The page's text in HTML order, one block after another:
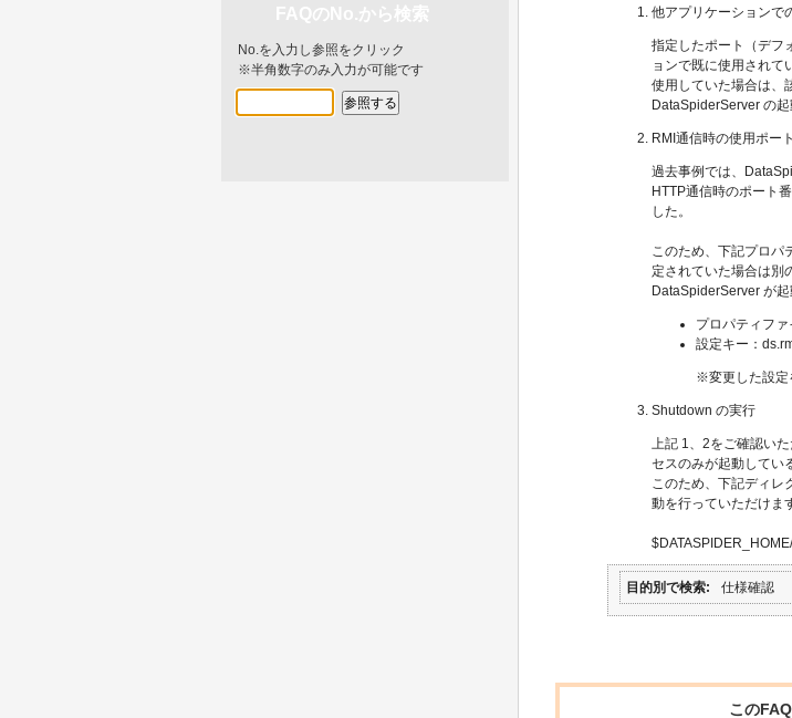
No.を入力し参照をクリック
※半角数字のみ入力が可能です
他アプリケーションで
指定したポート（デフ
ョンで既に使用されて
使用していた場合は、
DataSpiderServer の起
RMI通信時の使用ポー
過去事例では、
HTTP通信時のポート
した。
このため、下記プロパ
定されていた場合は別
DataSpiderServer が
プロパティフ
設定キー：
※変更した設定
Shutdown の実行
上記 1、2をご確認い
セスのみが起動してい
このため、下記ディレ
動を行っていただけま
目的別で検索 仕様確認
この